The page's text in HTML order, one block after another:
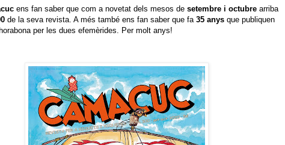
ens fan saber que com a novetat dels mesos de setembre i octubre arriba
de la seva revista. A més també ens fan saber que fa 35 anys que publiquen
per les dues efemèrides. Per molt anys!